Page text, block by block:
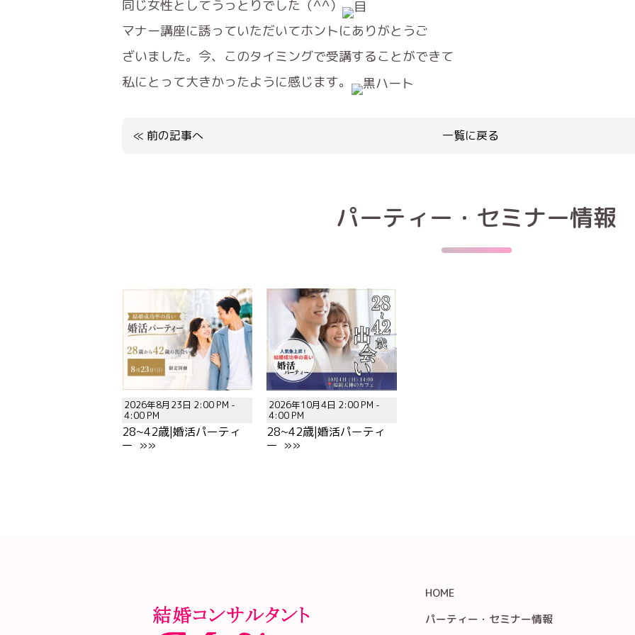
同じ女性としてうっとりでした（^^）
マナー講座に誘っていただいてホントにありがとうご
ざいました。今、このタイミングで受講することができて
私にとって大きかったように感じます。
≪ 前の記事へ 一覧に戻る
パーティー・セミナー情報
2026年8月23日 2:00 PM -
4:00 PM
28~42歳|婚活パーティ
ー »»
2026年10月4日 2:00 PM -
4:00 PM
28~42歳|婚活パーティ
ー »»
HOME
パーティー・セミナー情報